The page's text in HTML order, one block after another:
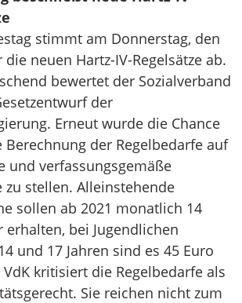
stimmt am Donnerstag, den
die neuen Hartz-IV-Regelsätze ab.
bewertet der Sozialverband
der
Erneut wurde die Chance
Berechnung der Regelbedarfe auf
und verfassungsgemäße
zu stellen. Alleinstehende
sollen ab 2021 monatlich 14
erhalten, bei Jugendlichen
und 17 Jahren sind es 45 Euro
kritisiert die Regelbedarfe als
Sie reichen nicht zum